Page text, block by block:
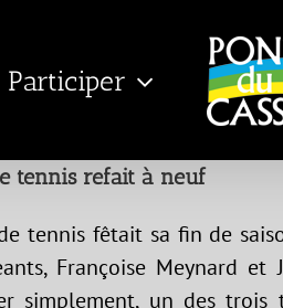
Participer
tennis refait à neuf
tennis fêtait sa fin de
Françoise Meynard et
simplement, un des trois